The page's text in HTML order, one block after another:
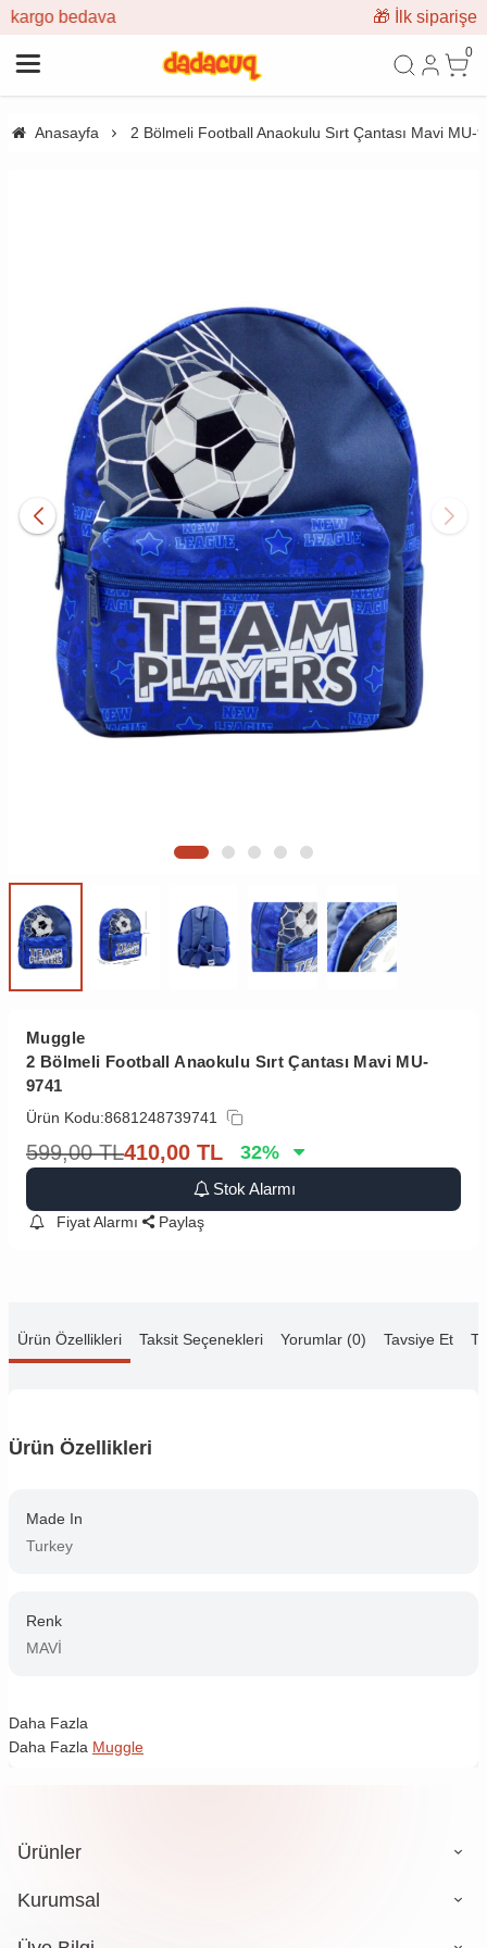
🎁 İlk siparişe %10 indirim
0
Anasayfa 2 Bölmeli Football Anaokulu Sırt Çantası Mavi MU-
Muggle
2 Bölmeli Football Anaokulu Sırt Çantası Mavi MU-
9741
Ürün Kodu:8681248739741
599,00 TL410,00 TL 32%
Stok Alarmı
Fiyat Alarmı Paylaş
Ürün Özellikleri Taksit Seçenekleri Yorumlar (0) Tavsiye Et
Ürün Özellikleri
Made In
Turkey
Renk
MAVİ
Daha Fazla
Daha Fazla Muggle
Ürünler
Kurumsal